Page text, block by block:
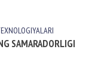
SAMARADORLIGI